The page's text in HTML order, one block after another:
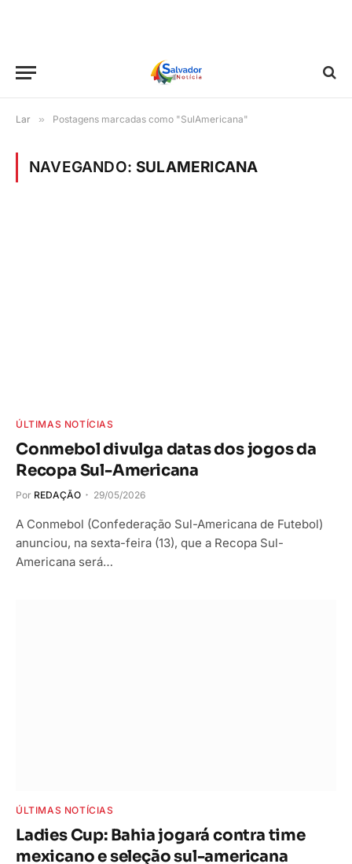
Lar » Postagens marcadas como "SulAmericana"
NAVEGANDO: SULAMERICANA
ÚLTIMAS NOTÍCIAS
Conmebol divulga datas dos jogos da
Recopa Sul-Americana
Por REDAÇÃO 29/05/2026
A Conmebol (Confederação Sul-Americana de Futebol)
anunciou, na sexta-feira (13), que a Recopa Sul-
Americana será…
ÚLTIMAS NOTÍCIAS
Ladies Cup: Bahia jogará contra time
mexicano e seleção sul-americana